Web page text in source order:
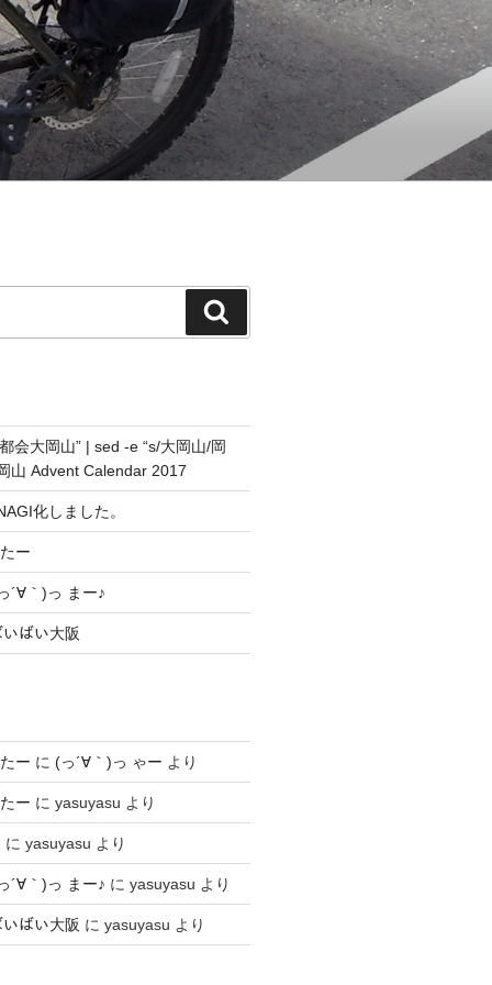
索
会大岡山” | sed -e “s/大岡山/岡
山 Advent Calendar 2017
化しました。
ー
´∀｀)っ まー♪
ばい大阪
ー に (っ´∀｀)っ ゃー より
ー に yasuyasu より
に yasuyasu より
´∀｀)っ まー♪ に yasuyasu より
ばい大阪 に yasuyasu より